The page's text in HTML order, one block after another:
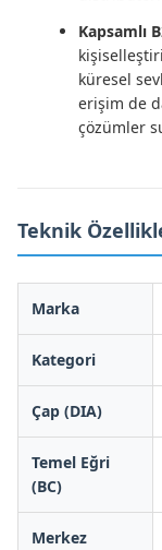
Kapsamlı
küresel
erişim de
çözümler
Teknik
Marka
Kategori
Çap (DIA)
Temel Eğri
(BC)
Merkez